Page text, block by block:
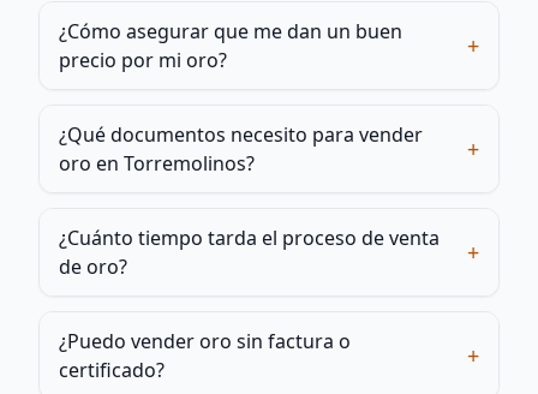
¿Cómo asegurar que me dan un buen
precio por mi oro?
+
¿Qué documentos necesito para vender
oro en Torremolinos?
+
¿Cuánto tiempo tarda el proceso de venta
de oro?
+
¿Puedo vender oro sin factura o
certificado?
+